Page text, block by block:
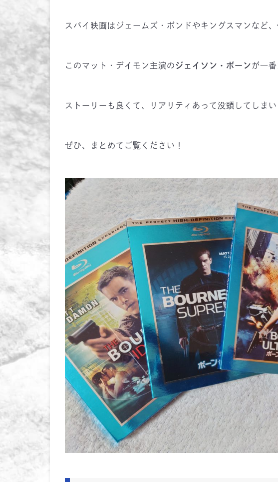
スパイ映画はジェームズ・ボンドやキングスマンなど
このマット・デイモン主演のジェイソン・ボーンが一番
ストーリーも良くて、リアリティあって没頭してしま
ぜひ、まとめてご覧ください！